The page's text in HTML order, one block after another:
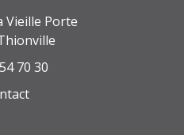
Vieille Porte
70 30